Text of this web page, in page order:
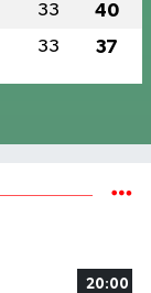
33 40
33 37
20:00